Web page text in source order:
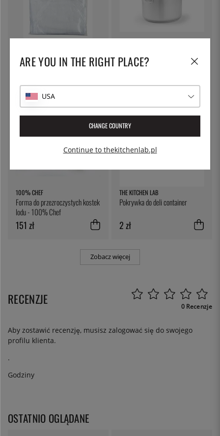
Płótno do sera, do odciskania -
Kitchen Craft
Garnek do makaronu z pokrywką
z blokadą, 5 l - Patina
100% CHEF
Forma do przezroczystych kostek
lodu - 100% Chef
151 zł
THE KITCHEN LAB
Pokrywka do deli container
2 zł
Zobacz więcej
RECENZJE 0 Recenzje
Aby zostawić recenzję, musisz zalogować się do swojego
profilu klienta.
.
Godziny
OSTATNIO OGLĄDANE
ARE YOU IN THE RIGHT PLACE?
USA
CHANGE COUNTRY
Continue to thekitchenlab.pl